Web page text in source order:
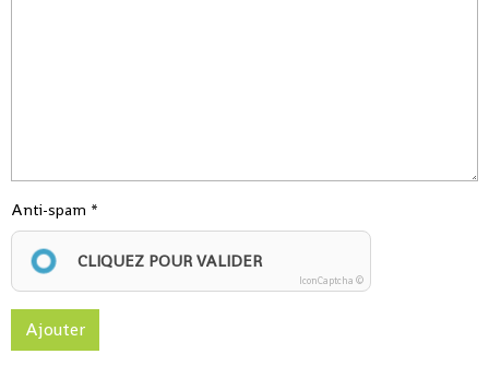
Anti-spam
CLIQUEZ POUR VALIDER
IconCaptcha ©
Ajouter